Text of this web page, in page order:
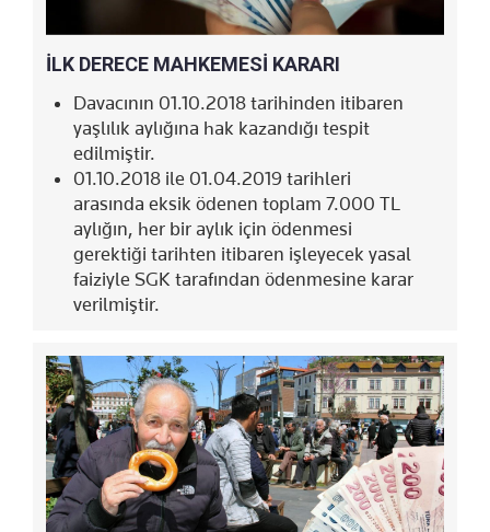
İLK DERECE MAHKEMESİ KARARI
Davacının 01.10.2018 tarihinden itibaren
yaşlılık aylığına hak kazandığı tespit
edilmiştir.
01.10.2018 ile 01.04.2019 tarihleri
arasında eksik ödenen toplam 7.000 TL
aylığın, her bir aylık için ödenmesi
gerektiği tarihten itibaren işleyecek yasal
faiziyle SGK tarafından ödenmesine karar
verilmiştir.